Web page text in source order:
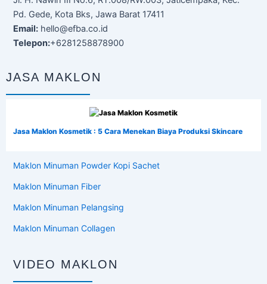
Pd. Gede, Kota Bks, Jawa Barat 17411
Email: hello@efba.co.id
Telepon:+6281258878900
JASA MAKLON
Jasa Maklon Kosmetik : 5 Cara Menekan Biaya Produksi Skincare
Maklon Minuman Powder Kopi Sachet
Maklon Minuman Fiber
Maklon Minuman Pelangsing
Maklon Minuman Collagen
VIDEO MAKLON